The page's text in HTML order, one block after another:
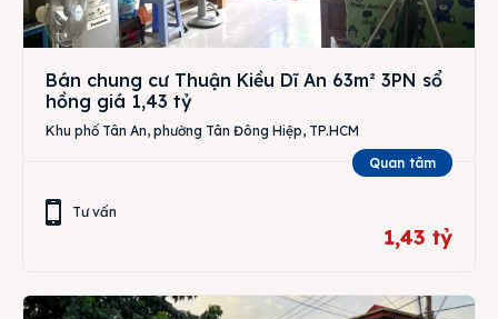
Bán chung cư Thuận Kiều Dĩ An 63m² 3PN sổ
hồng giá 1,43 tỷ
Khu phố Tân An, phường Tân Đông Hiệp, TP.HCM
Quan tâm
Tư vấn
1,43 tỷ